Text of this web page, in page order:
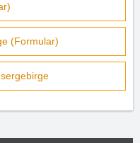
(Formular)